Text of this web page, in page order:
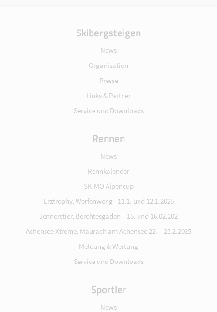
Skibergsteigen
News
Organisation
Presse
Links & Partner
Service und Downloads
Rennen
News
Rennkalender
SKIMO Alpencup
Erztrophy, Werfenweng– 11.1. und 12.1.2025
Jennerstier, Berchtesgaden – 15. und 16.02.202
Achensee Xtreme, Maurach am Achensee 22. – 23.2.2025
Meldung & Wertung
Service und Downloads
Sportler
News